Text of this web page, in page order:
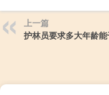
上一篇
护林员要求多大年龄